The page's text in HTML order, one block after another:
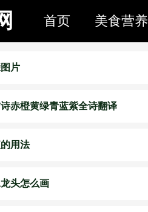
首页 美食营养
片
赤橙黄绿青蓝紫全诗翻译
用法
头怎么画